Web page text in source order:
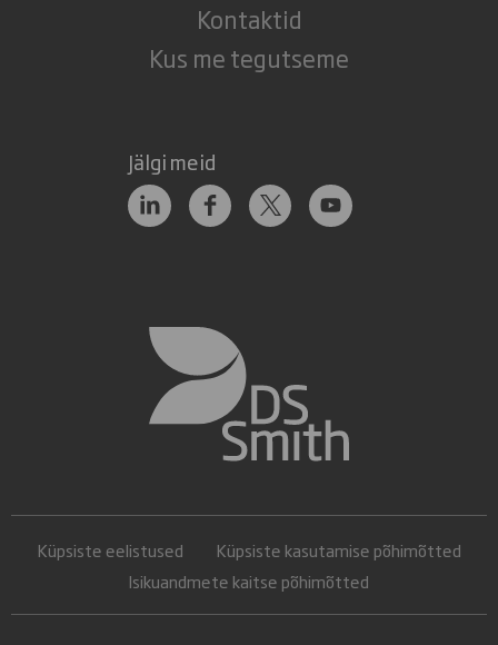
Kontaktid
Kus me tegutseme
Jälgi meid
Küpsiste eelistused
Küpsiste kasutamise põhimõtted
Isikuandmete kaitse põhimõtted